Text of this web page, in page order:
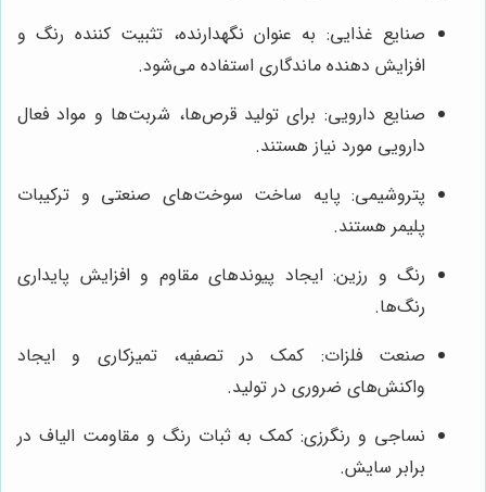
صنایع غذایی: به عنوان نگهدارنده، تثبیت کننده رنگ و
افزایش دهنده ماندگاری استفاده می‌شود.
صنایع دارویی: برای تولید قرص‌ها، شربت‌ها و مواد فعال
دارویی مورد نیاز هستند.
پتروشیمی: پایه ساخت سوخت‌های صنعتی و ترکیبات
پلیمر هستند.
رنگ و رزین: ایجاد پیوندهای مقاوم و افزایش پایداری
رنگ‌ها.
صنعت فلزات: کمک در تصفیه، تمیزکاری و ایجاد
واکنش‌های ضروری در تولید.
نساجی و رنگرزی: کمک به ثبات رنگ و مقاومت الیاف در
برابر سایش.